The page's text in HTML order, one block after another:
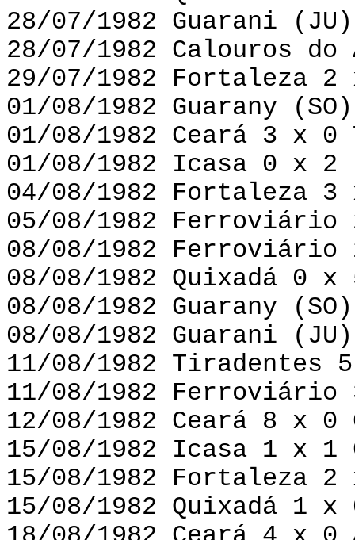
28/07/1982 Guarani
28/07/1982 Calouros
29/07/1982 Fortaleza 2
01/08/1982 Guarany
01/08/1982 Ceará 3 x 0
01/08/1982 Icasa 0 x
04/08/1982 Fortaleza 3
05/08/1982 Ferroviário
08/08/1982
08/08/1982 Quixadá 0 x
08/08/1982 Guarany
08/08/1982 Guarani
11/08/1982 Tiradentes
11/08/1982 Ferroviário
12/08/1982 Ceará 8 x 0
15/08/1982 Icasa 1 x 1
15/08/1982 Fortaleza
15/08/1982 Quixadá 1